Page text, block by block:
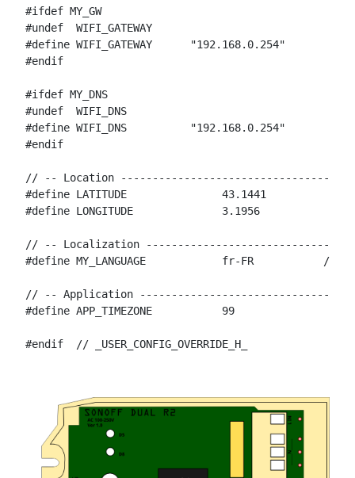
#ifdef MY_GW
#undef  WIFI_GATEWAY
#define WIFI_GATEWAY      "192.168.0.254"
#endif
#ifdef MY_DNS
#undef  WIFI_DNS
#define WIFI_DNS          "192.168.0.254"
#endif
// -- Location ------------------------------------
#define LATITUDE               43.1441           //
#define LONGITUDE              3.1956            //
// -- Localization --------------------------------
#define MY_LANGUAGE            fr-FR           //
// -- Application ---------------------------------
#define APP_TIMEZONE           99                 //
#endif  // _USER_CONFIG_OVERRIDE_H_